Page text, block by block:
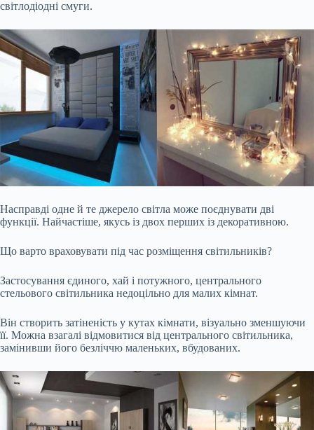
світлодіодні смуги.
Насправді одне й те джерело світла може поєднувати дві
функції. Найчастіше, якусь із двох перших із декоративною.
Що варто враховувати під час розміщення світильників?
Застосування єдиного, хай і потужного, центрального
стельового світильника недоцільно для малих кімнат.
Він створить затіненість у кутах кімнати, візуально зменшуючи
її. Можна взагалі відмовитися від центрального світильника,
замінивши його безліччю маленьких, вбудованих.